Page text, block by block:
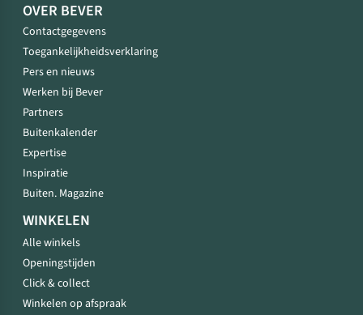
OVER BEVER
Contactgegevens
Toegankelijkheidsverklaring
Pers en nieuws
Werken bij Bever
Partners
Buitenkalender
Expertise
Inspiratie
Buiten. Magazine
WINKELEN
Alle winkels
Openingstijden
Click & collect
Winkelen op afspraak